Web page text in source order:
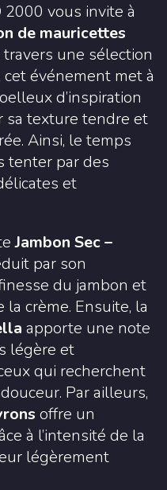
2000 vous invite à
de mauricettes
une sélection
événement met à
d’inspiration
sa texture tendre et
Ainsi, le temps
tenter par des
et
Jambon Sec –
par son
du jambon et
crème. Ensuite, la
apporte une note
légère et
qui recherchent
Par ailleurs,
offre un
à l’intensité de la
légèrement